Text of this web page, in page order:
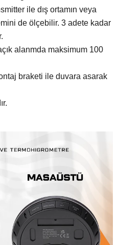
ile dış ortamın veya
de ölçebilir. 3 adete kadar
alanmda maksimum 100
braketi ile duvara asarak